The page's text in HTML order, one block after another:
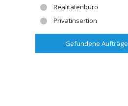
Realitätenbüro
Privatinsertion
Gefundene Aufträge